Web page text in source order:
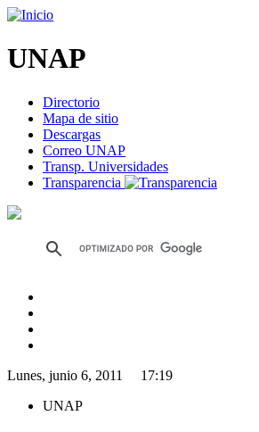
UNAP
Directorio
Mapa de sitio
Descargas
Correo UNAP
Transp. Universidades
Transparencia
Lunes, junio 6, 2011 17:19
UNAP